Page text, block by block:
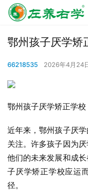
鄂州孩子厌学矫
66218535 2026年4月24
鄂州孩子厌学矫正学校
近年来，鄂州孩子厌
关注。许多孩子因为
他们的未来发展和成
子厌学矫正学校应运
径。